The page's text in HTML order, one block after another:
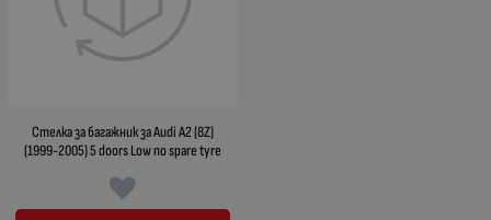
Стелка за багажник за Audi A2 (8Z)
(1999-2005) 5 doors Low no spare tyre